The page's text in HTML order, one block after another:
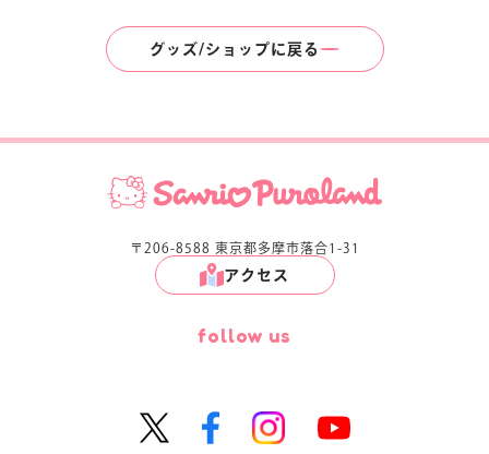
グッズ/ショップに戻る
〒206-8588 東京都多摩市落合1-31
アクセス
follow us